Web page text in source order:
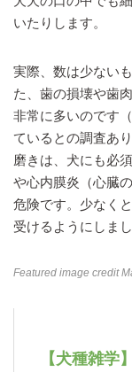
いたりします。
実際、数は少ない
た、歯の損壊や歯
非常に多いのです
ているとの調査あ
磨きは、犬にも必
や心内膜炎（心臓
危険です。少なく
受けるようにしまし
Featured image credit
【犬種雑学